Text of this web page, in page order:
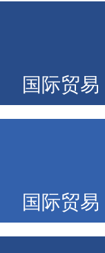
国际贸易
国际贸易